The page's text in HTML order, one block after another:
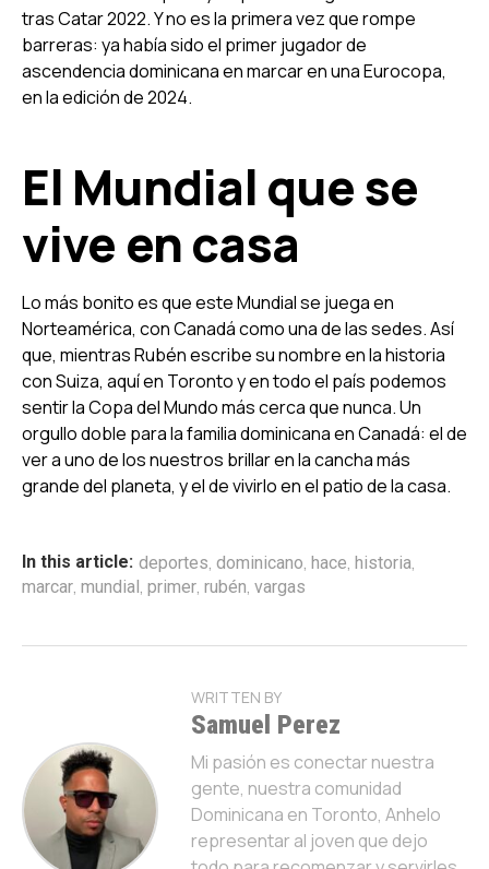
tras Catar 2022. Y no es la primera vez que rompe
barreras: ya había sido el primer jugador de
ascendencia dominicana en marcar en una Eurocopa,
en la edición de 2024.
El Mundial que se
vive en casa
Lo más bonito es que este Mundial se juega en
Norteamérica, con Canadá como una de las sedes. Así
que, mientras Rubén escribe su nombre en la historia
con Suiza, aquí en Toronto y en todo el país podemos
sentir la Copa del Mundo más cerca que nunca. Un
orgullo doble para la familia dominicana en Canadá: el de
ver a uno de los nuestros brillar en la cancha más
grande del planeta, y el de vivirlo en el patio de la casa.
In this article: deportes, dominicano, hace, historia,
marcar, mundial, primer, rubén, vargas
WRITTEN BY
Samuel Perez
Mi pasión es conectar nuestra
gente, nuestra comunidad
Dominicana en Toronto, Anhelo
representar al joven que dejo